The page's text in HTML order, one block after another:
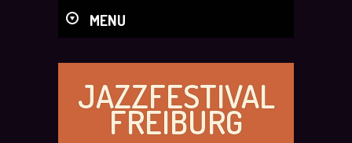
MENU
JAZZFESTIVAL
FREIBURG